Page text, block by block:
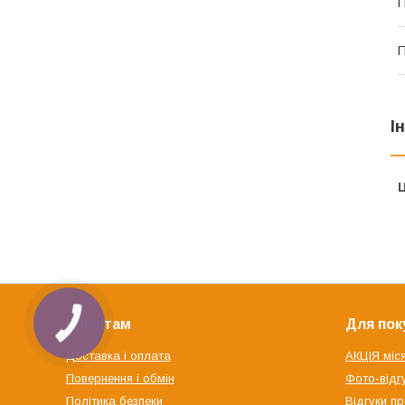
Клієнтам
Доставка і оплата
Повернення і обмін
Політика безпеки
Для
АКЦІЯ
Фото-
Відгуки